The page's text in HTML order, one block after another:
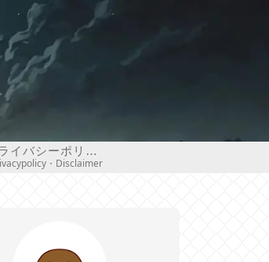
プライバシーポリシー・免責事項
・Disclaimer